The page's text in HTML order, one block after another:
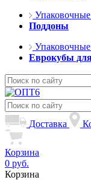
Поддоны
Еврокубы
Доставка
Корзина
0 руб.
Корзина